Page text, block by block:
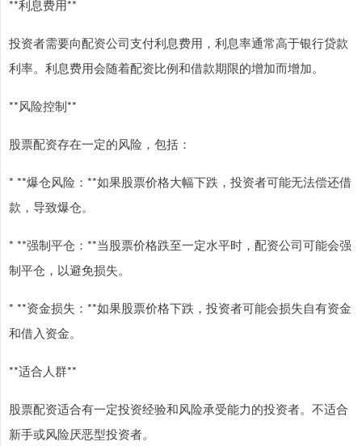
**利息费用**
投资者需要向配资公司支付利息费用，利息率通常高于银行贷款
利率。利息费用会随着配资比例和借款期限的增加而增加。
**风险控制**
股票配资存在一定的风险，包括：
* **爆仓风险：**如果股票价格大幅下跌，投资者可能无法偿还借
款，导致爆仓。
* **强制平仓：**当股票价格跌至一定水平时，配资公司可能会强
制平仓，以避免损失。
* **资金损失：**如果股票价格下跌，投资者可能会损失自有资金
和借入资金。
**适合人群**
股票配资适合有一定投资经验和风险承受能力的投资者。不适合
新手或风险厌恶型投资者。